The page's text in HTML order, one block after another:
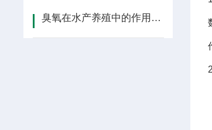
臭氧在水产养殖中的作用机理与工艺设计